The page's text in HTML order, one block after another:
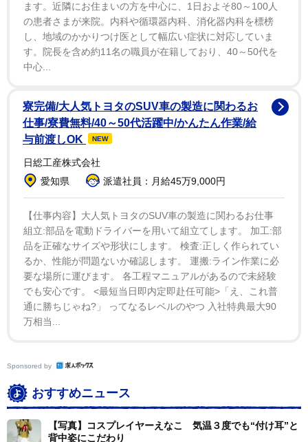
と思います」と手応えを口にした。
中止に。「来年こそ開催されたらいいなという思いで
す」とし、「来年もし開催されたら、開催時期の２カ月
前ぐらいにハマってる作品から選ぶと思う、今年は宅コ
ます。近隣にお住まいの方を中心に、1日およそ80～100人
の患者さまが来院。内科や循環器内科、消化器内科を標榜
し、地域のかかりつけ医として幅広い症状に対応していま
す。院長を含め約11名の職員が在籍しており、40～50代を
中心...
寮完備/大人気トヨタのSUV車の製造に関わるお
仕事/寮費無料/40～50代活躍中/かんたん作業/給
与前渡しOK
NEW
日総工産株式会社
愛知県
派遣社員：月給45万9,000円
【仕事内容】大人気トヨタのSUV車の製造に関わるお仕事
組立:部品を電動ドライバーを用いて組立てします。 加工:部
品を正確なサイズや形状にします。 検査:正しく作られてい
るか、性能が問題ないか確認します。 運搬:ライン作業に必
要な場所に運びます。 各工程マニュアルがあるので未経験
でも安心です。 <最短当日即内定即赴任可能>「え、これ普
通に勝ちじゃね?」 ってなるレベルのやつ 入社特典最大90
万相当...
Sponsored by
おすすめニュース
【写真】コスプレイヤーえなこ 気温３度でも“付け耳”と
背中姿にこだわり